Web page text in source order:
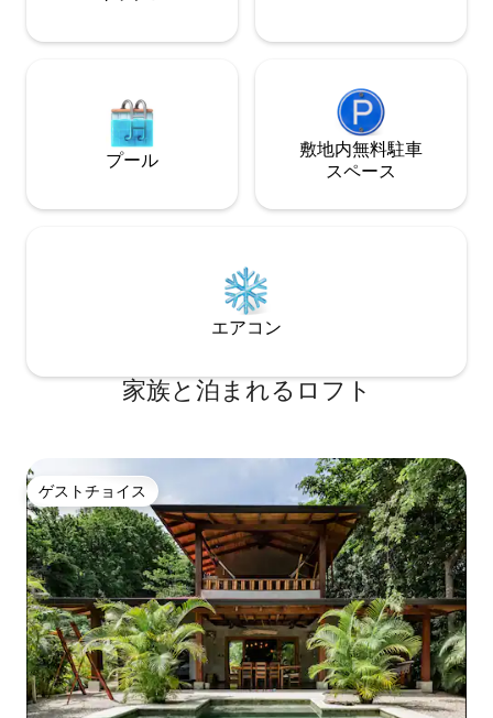
プール
敷地内無料駐⁠車
ス⁠ペ⁠ー⁠ス
エアコン
家族と泊まれるロフト
ゲストチョイス
ゲストチョイス